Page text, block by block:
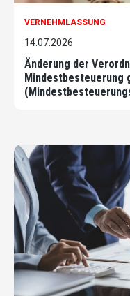
VERNEHMLASSUNG
14.07.2026
Änderung der
Mindestbesteuerung